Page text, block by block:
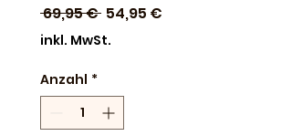
69,95 € Standardpreis
54,95 €
inkl. MwSt.
Anzahl *